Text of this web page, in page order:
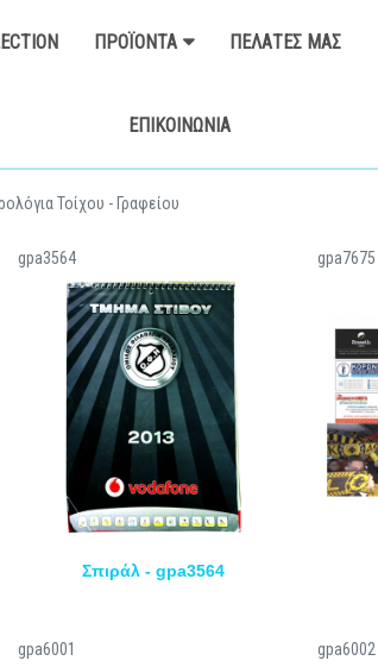
ΠΡΟΪΌΝΤΑ ΠΕΛΆΤΕΣ ΜΑΣ
ΕΠΙΚΟΙΝΩΝΊΑ
Τοίχου - Γραφείου
gpa3564
Σπιράλ - gpa3564
gpa7675
gpa6001 gpa6002